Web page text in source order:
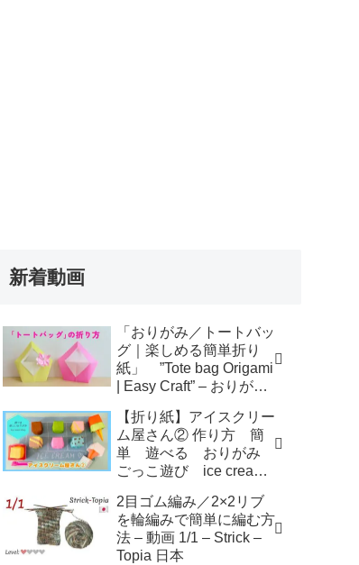
新着動画
「おりがみ／トートバッ
グ｜楽しめる簡単折り
紙」 ”Tote bag Origami
| Easy Craft” – おりがみ
【折り紙】アイスクリー
ム屋さん② 作り方 簡
単 遊べる おりがみ
ごっこ遊び ice cream
2目ゴム編み／2×2リブ
を輪編みで簡単に編む方
法 – 動画 1/1 – Strick –
Topia 日本